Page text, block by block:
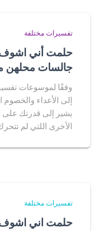
تفسيرات مختلفة
حلمت أني اشوف
جالسات محلهن
وفقًا لموسوعات تفسير
إلى الأعداء والخصوم
يشير إلى قدرتك على
الأخرى اللتي لم
تفسيرات مختلفة
حلمت اني